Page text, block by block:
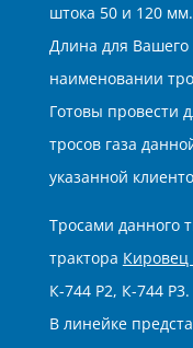
штока 50 и 120 мм.
Длина для Вашего
наименовании
Готовы провести
тросов газа
указанной
Тросами данного
трактора Кировец
К-744 Р2, К-744 Р3.
В линейке